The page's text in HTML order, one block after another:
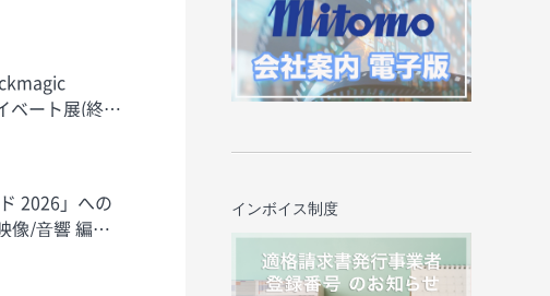
ベート展(終了
2026」への
像/⾳響 編集
インボイス制度